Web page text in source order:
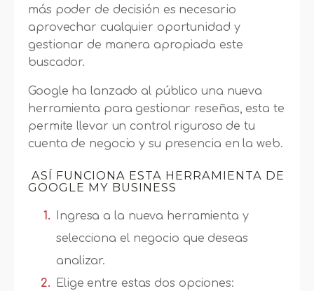
más poder de decisión es necesario
aprovechar cualquier oportunidad y
gestionar de manera apropiada este
buscador.
Google ha lanzado al público una nueva
herramienta para gestionar reseñas, esta te
permite llevar un control riguroso de tu
cuenta de negocio y su presencia en la web.
ASÍ FUNCIONA ESTA HERRAMIENTA DE
GOOGLE MY BUSINESS
Ingresa a la nueva herramienta y
selecciona el negocio que deseas
analizar.
Elige entre estas dos opciones: